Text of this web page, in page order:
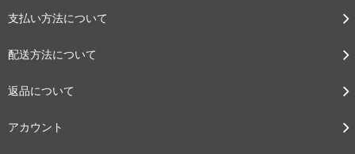
支払い方法について
配送方法について
返品について
アカウント